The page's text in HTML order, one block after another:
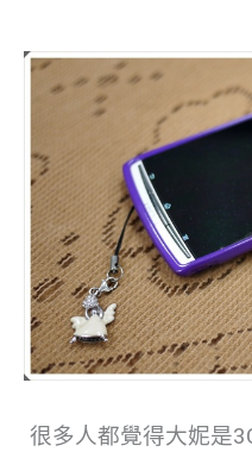
很多人都覺得大妮是